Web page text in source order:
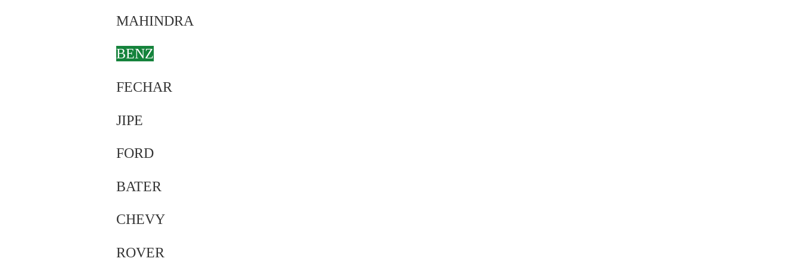
MAHINDRA
BENZ
FECHAR
JIPE
FORD
BATER
CHEVY
ROVER